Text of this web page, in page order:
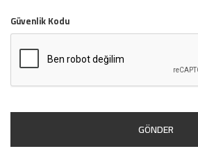
Güvenlik Kodu
GÖNDER